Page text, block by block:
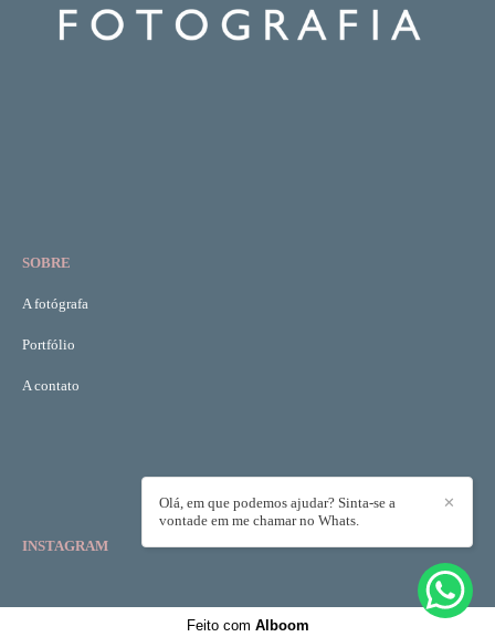
SOBRE
A fotógrafa
Portfólio
A contato
INSTAGRAM
✕
Olá, em que podemos ajudar? Sinta-se a
vontade em me chamar no Whats.
Feito com Alboom